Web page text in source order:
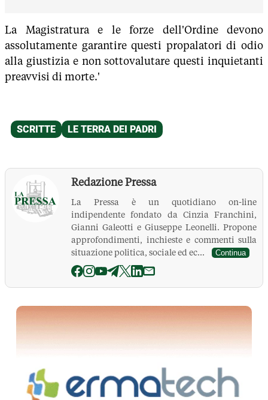
La Magistratura e le forze dell'Ordine devono
assolutamente garantire questi propalatori di odio
alla giustizia e non sottovalutare questi inquietanti
preavvisi di morte.'
Redazione Pressa
La Pressa è un quotidiano on-line
indipendente fondato da Cinzia Franchini,
Gianni Galeotti e Giuseppe Leonelli. Propone
approfondimenti, inchieste e commenti sulla
situazione politica, sociale ed ec...
Continua
La Pressa